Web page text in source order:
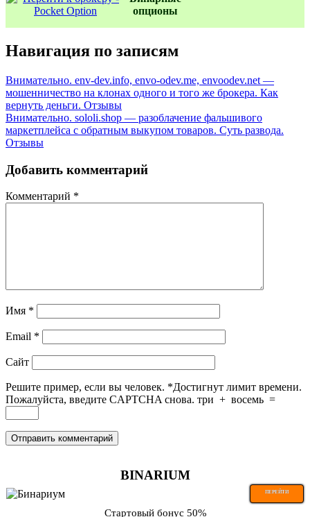
oпционы
Навигация по записям
Внимательно. env-dev.info, envo-odev.me, envoodev.net —
мошенничество на клонах одного и того же брокера. Как
вернуть деньги. Отзывы
Внимательно. sololi.shop — разоблачение фальшивого
маркетплейса с обратным выкупом товаров. Суть развода.
Отзывы
Добавить комментарий
Комментарий *
Имя *
Email *
Сайт
Решите пример, если вы человек. *Достигнут лимит времени.
Пожалуйста, введите CAPTCHA снова. три + восемь =
BINARIUM
ПЕРЕЙТИ
Стартовый бонус 50%